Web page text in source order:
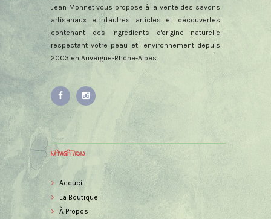
Jean Monnet vous propose à la vente des savons
artisanaux et d'autres articles et découvertes
contenant des ingrédients d'origine naturelle
respectant votre peau et l'environnement depuis
2003 en Auvergne-Rhône-Alpes.
NAVIGATION
Accueil
La Boutique
À Propos